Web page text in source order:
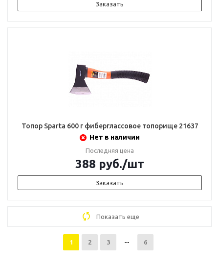
Заказать
Топор Sparta 600 г фиберглассовое топорище 21637
Нет в наличии
Последняя цена
388 руб./шт
Заказать
Показать еще
1 2 3 6